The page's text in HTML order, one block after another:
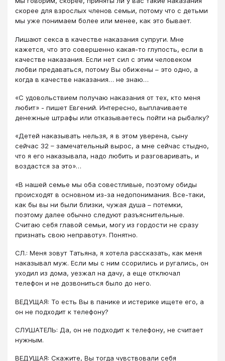
скорее для взрослых членов семьи, потому что с детьми
мы уже понимаем более или менее, как это бывает.
Лишают секса в качестве наказания супруги. Мне
кажется, что это совершенно какая-то глупость, если в
качестве наказания. Если нет сил с этим человеком
любви предаваться, потому Вы обижены – это одно, а
когда в качестве наказания… не знаю…
«С удовольствием получаю наказания от тех, кто меня
любит» - пишет Евгений. Интересно, выплачиваете
денежные штрафы или отказываетесь пойти на рыбалку?
«Детей наказывать нельзя, я в этом уверена, сыну
сейчас 32 – замечательный вырос, а мне сейчас стыдно,
что я его наказывала, надо любить и разговаривать, и
воздастся за это»…
«В нашей семье мы оба совестливые, поэтому обиды
происходят в основном из-за недопонимания. Все-таки,
как бы вы ни были близки, чужая душа – потемки,
поэтому далее обычно следуют разъяснительные.
Считаю себя главой семьи, могу из гордости не сразу
признать свою неправоту». Понятно.
СЛ.: Меня зовут Татьяна, я хотела рассказать, как меня
наказывал муж. Если мы с ним ссорились и ругались, он
уходил из дома, уезжал на дачу, а еще отключал
телефон и не дозвониться было до него.
ВЕДУЩАЯ: То есть Вы в панике и истерике ищете его, а
он не подходит к телефону?
СЛУШАТЕЛЬ: Да, он не подходит к телефону, не считает
нужным.
ВЕДУЩАЯ: Скажите, Вы тогда чувствовали себя